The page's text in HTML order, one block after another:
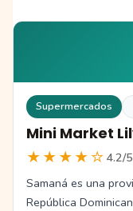
Supermercados
Mini Market
★★★★☆ 4.2/5
Samaná es una
República